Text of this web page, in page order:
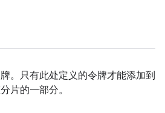
。只有此处定义的令牌才能添加到
片的一部分。